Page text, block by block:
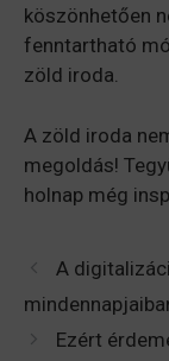
köszönhetően
fenntartható
zöld iroda.
A zöld iroda
megoldás!
holnap még
A
Ezért